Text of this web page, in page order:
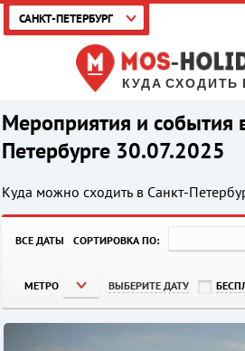
КУДА СХОДИТЬ
САНКТ-ПЕТЕРБУРГ
Мероприятия и события
Петербурге 30.07.2025
Куда можно сходить в Санкт-
ВСЕ ДАТЫ СОРТИРОВКА ПО:
МЕТРО ВЫБЕРИТЕ ДАТУ